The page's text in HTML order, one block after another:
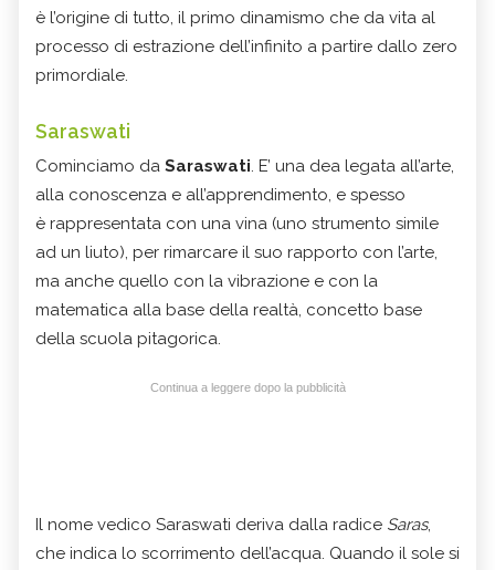
è l’origine di tutto, il primo dinamismo che da vita al
processo di estrazione dell’infinito a partire dallo zero
primordiale.
Saraswati
Cominciamo da Saraswati. E’ una dea legata all’arte,
alla conoscenza e all’apprendimento, e spesso
è rappresentata con una vina (uno strumento simile
ad un liuto), per rimarcare il suo rapporto con l’arte,
ma anche quello con la vibrazione e con la
matematica alla base della realtà, concetto base
della scuola pitagorica.
Continua a leggere dopo la pubblicità
Il nome vedico Saraswati deriva dalla radice Saras,
che indica lo scorrimento dell’acqua. Quando il sole si